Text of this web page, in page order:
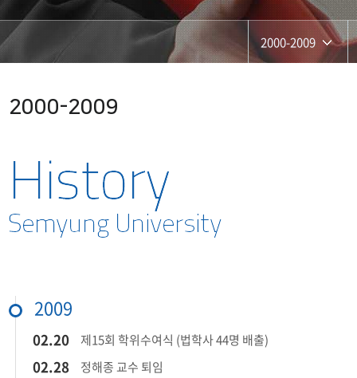
2000-2009
2000-2009
2009
02.20 제15회 학위수여식 (법학사 44명 배출)​
02.28 정해종 교수 퇴임​